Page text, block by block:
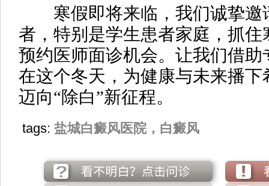
寒假即将来临，我们诚挚邀
者，特别是学生患者家庭，抓
预约医师面诊机会。让我们借
在这个冬天，为健康与未来播
迈向“除白”新征程。
tags:盐城白癜风医院，白癜风